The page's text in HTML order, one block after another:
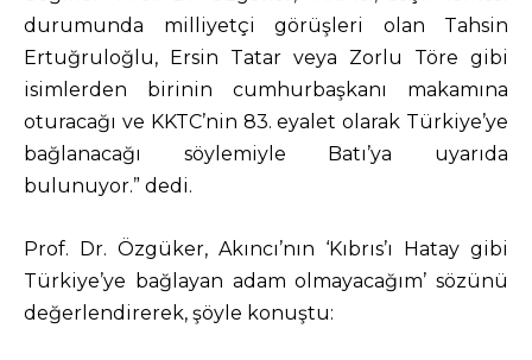
durumunda milliyetçi görüşleri olan Tahsin
Ertuğruloğlu, Ersin Tatar veya Zorlu Töre gibi
isimlerden birinin cumhurbaşkanı makamına
oturacağı ve KKTC’nin 83. eyalet olarak Türkiye’ye
bağlanacağı söylemiyle Batı’ya uyarıda
bulunuyor.” dedi.
Prof. Dr. Özgüker, Akıncı’nın ‘Kıbrıs’ı Hatay gibi
Türkiye’ye bağlayan adam olmayacağım’ sözünü
değerlendirerek, şöyle konuştu: